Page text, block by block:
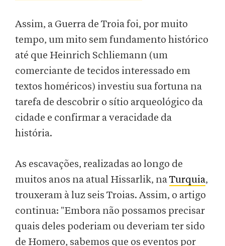
Assim, a Guerra de Troia foi, por muito
tempo, um mito sem fundamento histórico
até que Heinrich Schliemann (um
comerciante de tecidos interessado em
textos homéricos) investiu sua fortuna na
tarefa de descobrir o sítio arqueológico da
cidade e confirmar a veracidade da
história.
As escavações, realizadas ao longo de
muitos anos na atual Hissarlik, naTurquia,
trouxeram à luz seis Troias. Assim, o artigo
continua: "Embora não possamos precisar
quais deles poderiam ou deveriam ter sido
de Homero, sabemos que os eventos por